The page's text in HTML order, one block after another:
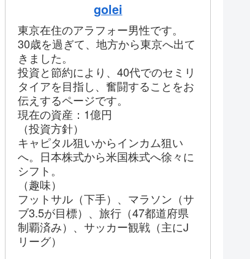
golei
東京在住のアラフォー男性です。
30歳を過ぎて、地方から東京へ出て
きました。
投資と節約により、40代でのセミリ
タイアを目指し、奮闘することをお
伝えするページです。
現在の資産：1億円
（投資方針）
キャピタル狙いからインカム狙い
へ。日本株式から米国株式へ徐々に
シフト。
（趣味）
フットサル（下手）、マラソン（サ
ブ3.5が目標）、旅行（47都道府県
制覇済み）、サッカー観戦（主にJ
リーグ）